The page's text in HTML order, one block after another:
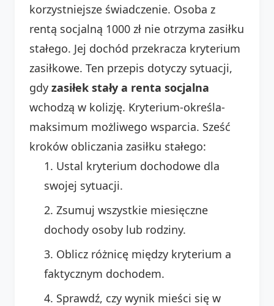
korzystniejsze świadczenie. Osoba z
rentą socjalną 1000 zł nie otrzyma zasiłku
stałego. Jej dochód przekracza kryterium
zasiłkowe. Ten przepis dotyczy sytuacji,
gdy zasiłek stały a renta socjalna
wchodzą w kolizję. Kryterium-określa-
maksimum możliwego wsparcia. Sześć
kroków obliczania zasiłku stałego:
Ustal kryterium dochodowe dla
swojej sytuacji.
Zsumuj wszystkie miesięczne
dochody osoby lub rodziny.
Oblicz różnicę między kryterium a
faktycznym dochodem.
Sprawdź, czy wynik mieści się w